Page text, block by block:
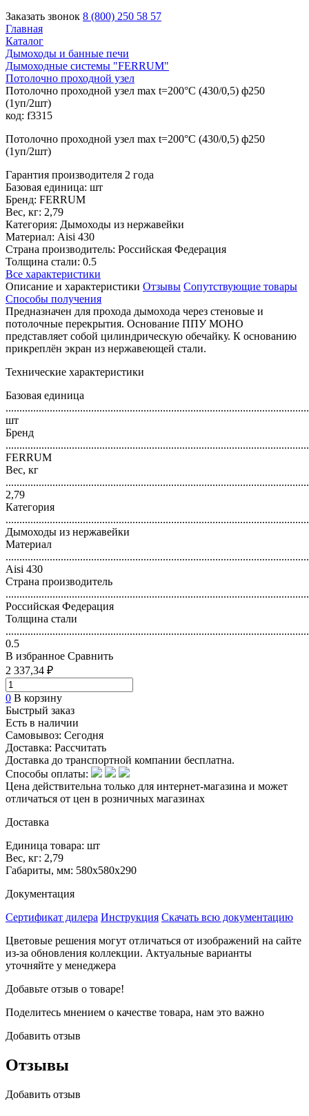
Заказать звонок 8 (800) 250 58 57
Главная
Каталог
Дымоходы и банные печи
Дымоходные системы "FERRUM"
Потолочно проходной узел
Потолочно проходной узел max t=200°C (430/0,5) ф250
(1уп/2шт)
код: f3315
Потолочно проходной узел max t=200°C (430/0,5) ф250
(1уп/2шт)
Гарантия производителя 2 года
Базовая единица: шт
Бренд: FERRUM
Вес, кг: 2,79
Категория: Дымоходы из нержавейки
Материал: Aisi 430
Страна производитель: Российская Федерация
Толщина стали: 0.5
Все характеристики
Описание и характеристики Отзывы Сопутствующие товары
Способы получения
Предназначен для прохода дымохода через стеновые и
потолочные перекрытия. Основание ППУ МОНО
представляет собой цилиндрическую обечайку. К основанию
прикреплён экран из нержавеющей стали.
Технические характеристики
Базовая единица
шт
Бренд
FERRUM
Вес, кг
2,79
Категория
Дымоходы из нержавейки
Материал
Aisi 430
Страна производитель
Российская Федерация
Толщина стали
0.5
В избранное Сравнить
2 337,34 ₽
0 В корзину
Быстрый заказ
Есть в наличии
Самовывоз: Сегодня
Доставка: Рассчитать
Доставка до транспортной компании бесплатна.
Способы оплаты:
Цена действительна только для интернет-магазина и может
отличаться от цен в розничных магазинах
Доставка
Единица товара: шт
Вес, кг: 2,79
Габариты, мм: 580х580х290
Документация
Сертификат дилера Инструкция Скачать всю документацию
Цветовые решения могут отличаться от изображений на сайте
из-за обновления коллекции. Актуальные варианты
уточняйте у менеджера
Добавьте отзыв о товаре!
Поделитесь мнением о качестве товара, нам это важно
Добавить отзыв
Отзывы
Добавить отзыв